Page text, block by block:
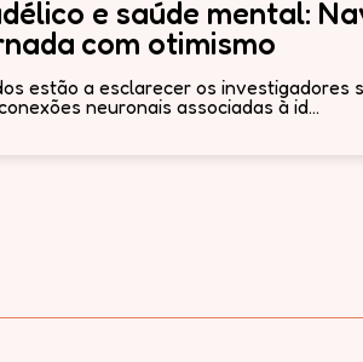
e saúde mental:
com otimismo
estão a esclarecer os investigadores
neuronais associadas à id...